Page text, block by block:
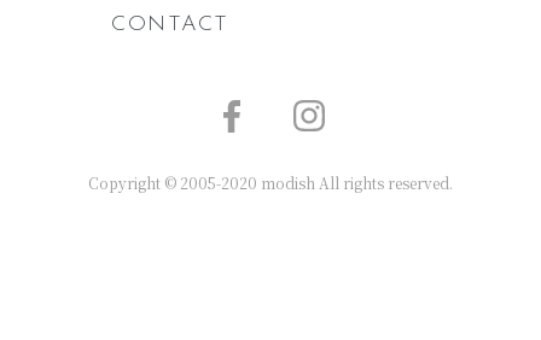
CONTACT
Copyright © 2005-2020 modish All rights reserved.